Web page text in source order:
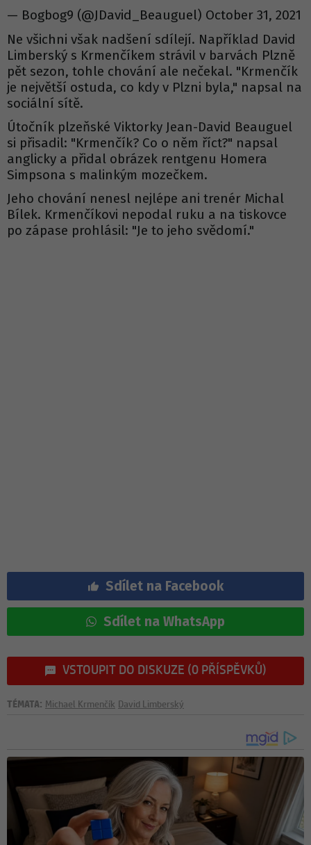
— Bogbog9 (@JDavid_Beauguel) October 31, 2021
Ne všichni však nadšení sdílejí. Například David
Limberský s Krmenčíkem strávil v barvách Plzně
pět sezon, tohle chování ale nečekal. "Krmenčík
je největší ostuda, co kdy v Plzni byla," napsal na
sociální sítě.
Útočník plzeňské Viktorky Jean-David Beauguel
si přisadil: "Krmenčík? Co o něm říct?" napsal
anglicky a přidal obrázek rentgenu Homera
Simpsona s malinkým mozečkem.
Jeho chování nenesl nejlépe ani trenér Michal
Bílek. Krmenčíkovi nepodal ruku a na tiskovce
po zápase prohlásil: "Je to jeho svědomí."
Sdílet na Facebook
Sdílet na WhatsApp
VSTOUPIT DO DISKUZE (0 PŘÍSPĚVKŮ)
TÉMATA: Michael Krmenčík David Limberský